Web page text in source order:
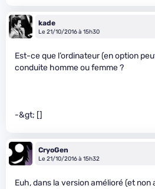
kade
Le 21/10/2016 à 15h30
Est-ce que l’ordinateur (en option
conduite homme ou femme ?
-&gt; []
CryoGen
Le 21/10/2016 à 15h32
Euh, dans la version amélioré (et non